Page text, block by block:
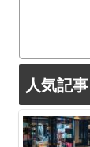
人気記事